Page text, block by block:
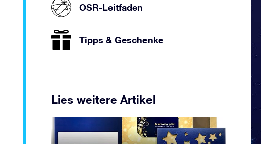
OSR-Leitfaden
Tipps & Geschenke
Lies weitere Artikel